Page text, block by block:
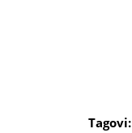
Tagovi: